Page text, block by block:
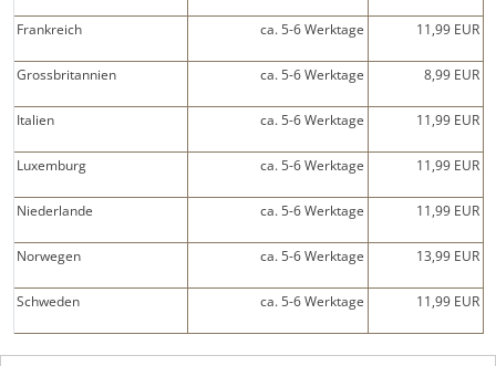
Frankreich ca. 5-6 Werktage 11,99 EUR
Grossbritannien ca. 5-6 Werktage 8,99 EUR
Italien ca. 5-6 Werktage 11,99 EUR
Luxemburg ca. 5-6 Werktage 11,99 EUR
Niederlande ca. 5-6 Werktage 11,99 EUR
Norwegen ca. 5-6 Werktage 13,99 EUR
Schweden ca. 5-6 Werktage 11,99 EUR